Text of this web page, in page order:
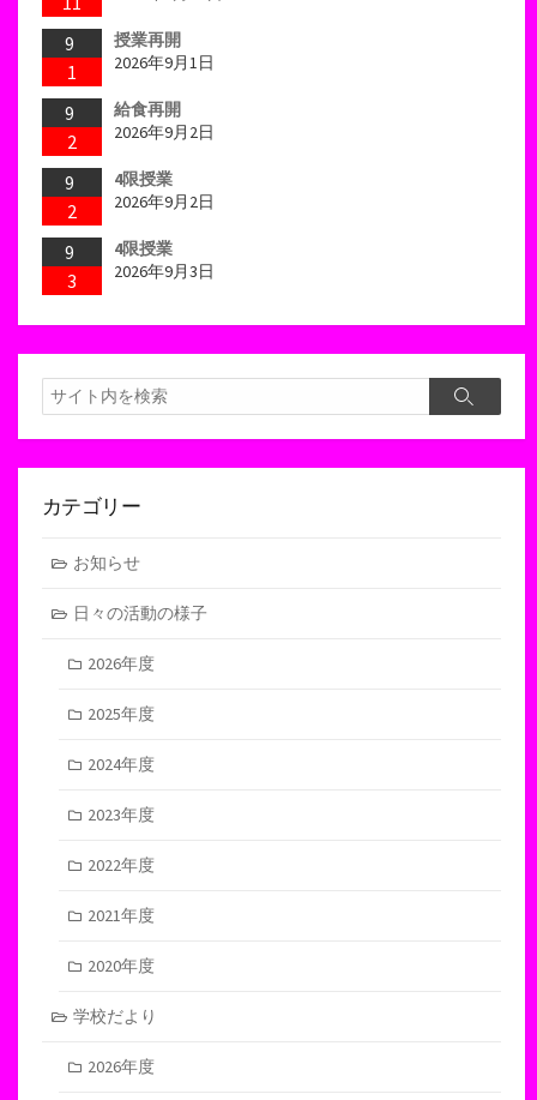
9
1
授業再開
2026年9月1日
9
2
給食再開
2026年9月2日
9
2
4限授業
2026年9月2日
9
3
4限授業
2026年9月3日
検
索
検
カテゴリー
お知らせ
日々の活動の様子
2026年度
2025年度
2024年度
2023年度
2022年度
2021年度
2020年度
学校だより
2026年度